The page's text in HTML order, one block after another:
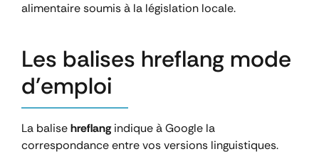
alimentaire soumis à la législation locale.
Les balises hreflang mode
d’emploi
La balisehreflangindique à Google la
correspondance entre vos versions linguistiques.